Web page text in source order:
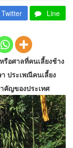
Twitter Line
รือศาลที่คนเลี้ยงช้าง
ประเพณีคนเลี้ยง
คัญของประเทศ